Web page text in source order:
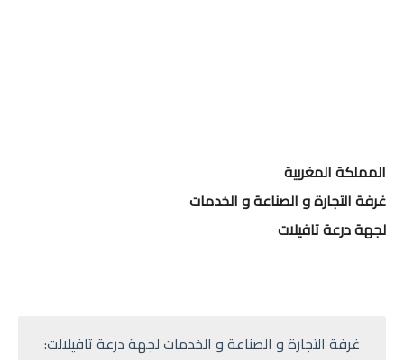
المملكة المغربية
غرفة التجارة و الصناعة و الخدمات
لجهة درعة تافيلات
غرفة التجارة و الصناعة و الخدمات لجهة درعة تافيلالت: